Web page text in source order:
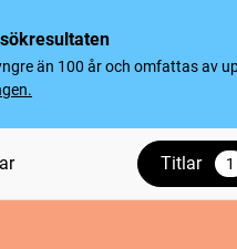
än 100 år och omfattas av
Titlar 1